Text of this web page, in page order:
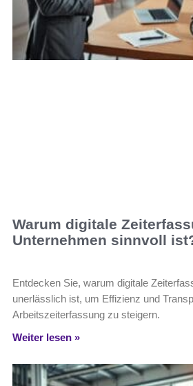
Warum digitale
Unternehmen sinnvoll
Entdecken Sie, warum digitale
unerlässlich ist, um Effizienz und
Arbeitszeiterfassung zu steigern.
Weiter lesen »